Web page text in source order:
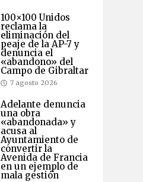
100×100 Unidos
reclama la
eliminación del
peaje de la AP-7 y
denuncia el
«abandono» del
Campo de Gibraltar
7 agosto 2026
Adelante denuncia
una obra
«abandonada» y
acusa al
Ayuntamiento de
convertir la
Avenida de Francia
en un ejemplo de
mala gestión